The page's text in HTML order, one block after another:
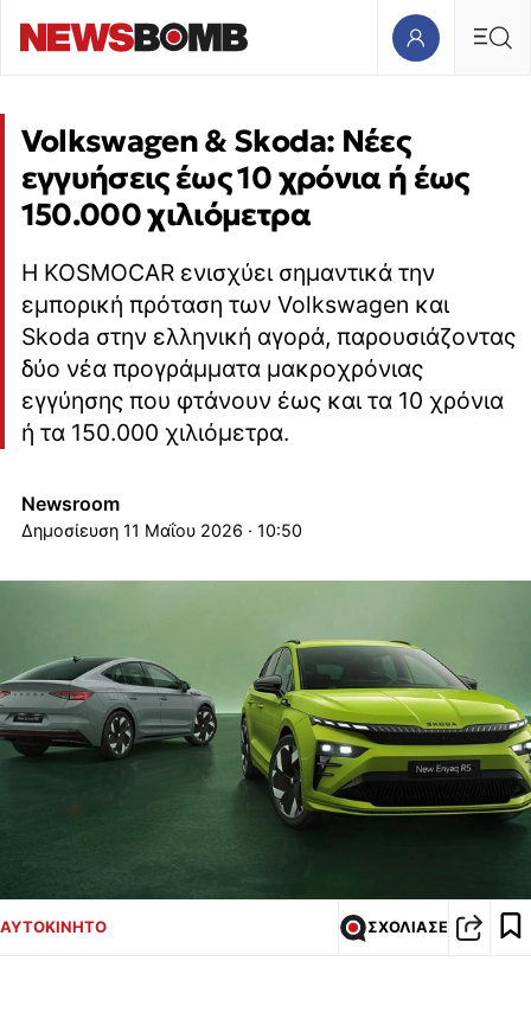
Volkswagen & Skoda: Νέες
εγγυήσεις έως 10 χρόνια ή έως
150.000 χιλιόμετρα
Η KOSMOCAR ενισχύει σημαντικά την
εμπορική πρόταση των Volkswagen και
Skoda στην ελληνική αγορά, παρουσιάζοντας
δύο νέα προγράμματα μακροχρόνιας
εγγύησης που φτάνουν έως και τα 10 χρόνια
ή τα 150.000 χιλιόμετρα.
Newsroom
11 Μαΐου 2026 · 10:50
ΑΥΤΟΚΙΝΗΤΟ ΣΧΟΛΙΑΣΕ